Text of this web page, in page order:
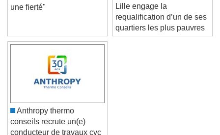
Caption Area Background
Font Size
Text Edge Style
Font Family
Marie, "Être artisan, c'est
Métropole Européenne de
Lille engage la
requalification d’un de ses
quartiers les plus pauvres
Anthropy thermo
conseils recrute un(e)